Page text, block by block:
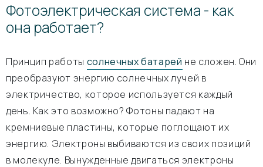
Фотоэлектрическая система - как
она работает?
Принцип работы солнечных батарей не сложен. Они
преобразуют энергию солнечных лучей в
электричество, которое используется каждый
день. Как это возможно? Фотоны падают на
кремниевые пластины, которые поглощают их
энергию. Электроны выбиваются из своих позиций
в молекуле. Вынужденные двигаться электроны